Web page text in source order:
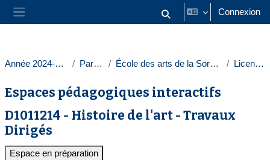
Passer au contenu principal
Panneau latéral Activer/désactiver la saisie
Connexion
Année 2024-2025 Paris 1 École des arts de la Sorbonne Licences
Espaces pédagogiques interactifs
D1011214 - Histoire de l'art - Travaux
Dirigés
Espace en préparation